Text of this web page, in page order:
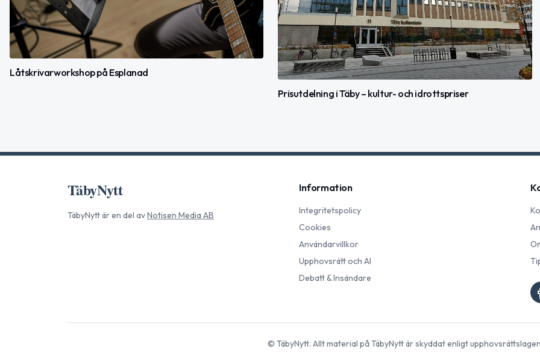
Låtskrivarworkshop på Esplanad
Prisutdelning i Täby – kultur- och idrottspriser
TäbyNytt
TäbyNyttär en del avNotisen Media AB
Information
Integritetspolicy
Cookies
Användarvillkor
Upphovsrätt och AI
Debatt & Insändare
© TäbyNytt. Allt material påTäbyNyttär skyddat enligt